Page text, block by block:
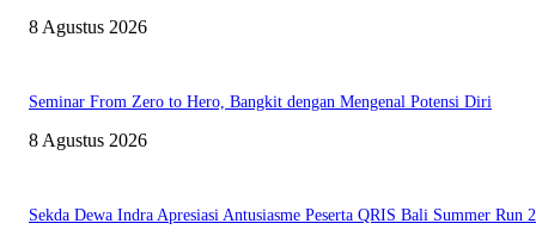
8 Agustus 2026
Seminar From Zero to Hero, Bangkit dengan Mengenal Potensi Diri
8 Agustus 2026
Sekda Dewa Indra Apresiasi Antusiasme Peserta QRIS Bali Summer Run